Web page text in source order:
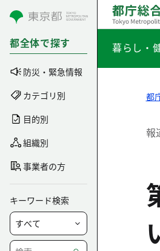
コンテンツにスキップ
都全体で探す
防災・緊急情報
カテゴリ別
目的別
組織別
事業者の方
キーワード検索
暮らし・
都
報